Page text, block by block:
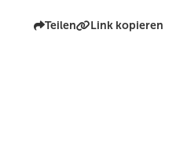
Teilen Link kopieren